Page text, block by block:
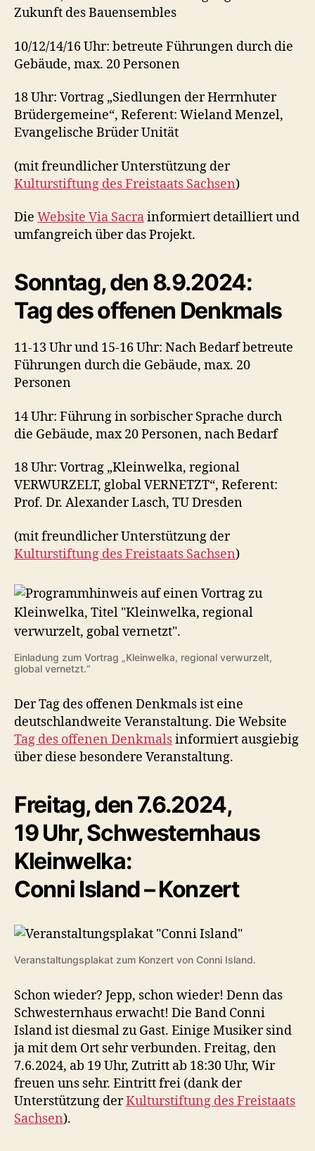
Zukunft des Bauensembles
10/12/14/16 Uhr: betreute Führungen durch die
Gebäude, max. 20 Personen
18 Uhr: Vortrag „Siedlungen der Herrnhuter
Brüdergemeine“, Referent: Wieland Menzel,
Evangelische Brüder Unität
(mit freundlicher Unterstützung der
Kulturstiftung des Freistaats Sachsen)
Die Website Via Sacrainformiert detailliert und
umfangreich über das Projekt.
Sonntag, den 8.9.2024:
Tag des offenen Denkmals
11-13 Uhr und 15-16 Uhr: Nach Bedarf betreute
Führungen durch die Gebäude, max. 20
Personen
14 Uhr: Führung in sorbischer Sprache durch
die Gebäude, max 20 Personen, nach Bedarf
18 Uhr: Vortrag „Kleinwelka, regional
VERWURZELT, global VERNETZT“, Referent:
Prof. Dr. Alexander Lasch, TU Dresden
(mit freundlicher Unterstützung der
Kulturstiftung des Freistaats Sachsen)
Einladung zum Vortrag „Kleinwelka, regional verwurzelt,
global vernetzt.“
Der Tag des offenen Denkmals ist eine
deutschlandweite Veranstaltung. Die Website
Tag des offenen Denkmalsinformiert ausgiebig
über diese besondere Veranstaltung.
Freitag, den 7.6.2024,
19 Uhr, Schwesternhaus
Kleinwelka:
Conni Island – Konzert
Veranstaltungsplakat zum Konzert von Conni Island.
Schon wieder? Jepp, schon wieder! Denn das
Schwesternhaus erwacht! Die Band Conni
Island ist diesmal zu Gast. Einige Musiker sind
ja mit dem Ort sehr verbunden. Freitag, den
7.6.2024, ab 19 Uhr, Zutritt ab 18:30 Uhr, Wir
freuen uns sehr. Eintritt frei (dank der
Unterstützung derKulturstiftung des Freistaats
Sachsen).